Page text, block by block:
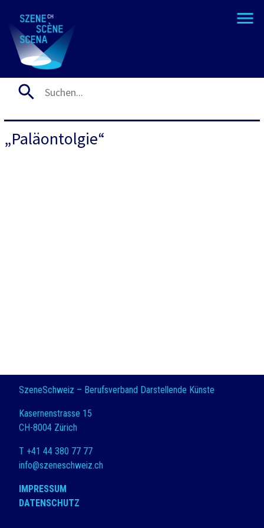
„Paläontolgie“
SzeneSchweiz – Berufsverband Darstellende Künste
Kasernenstrasse 15
CH-8004 Zürich
T +41 44 380 77 77
info@szeneschweiz.ch
IMPRESSUM
DATENSCHUTZ